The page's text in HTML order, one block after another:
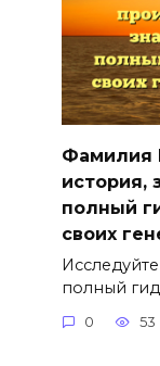
Фамилия
история,
полный
своих
полный
0 53